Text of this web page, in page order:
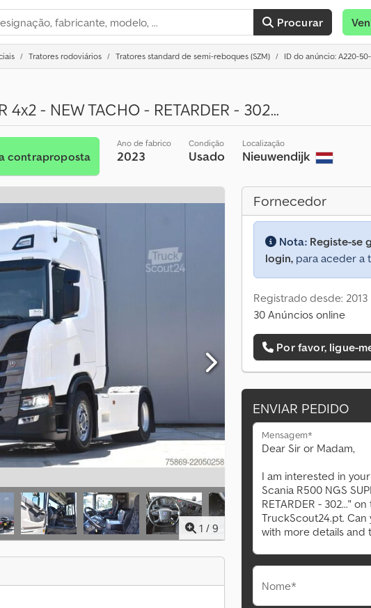
Procurar
Tratores rodoviários Tratores standard de semi-reboques (SZM) ID do anúncio: A220-
4x2 - NEW TACHO - RETARDER - 302...
contraproposta
Ano de fabrico
2023
Condição
Usado
Localização
Nieuwendijk
1 / 9
Fornecedor
Nota: Registe-se
login, para aceder a
Registrado desde: 2013
30 Anúncios online
Por favor, ligue-
ENVIAR PEDIDO
Mensagem*
Nome*